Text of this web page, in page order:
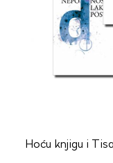
Hoću knjigu i